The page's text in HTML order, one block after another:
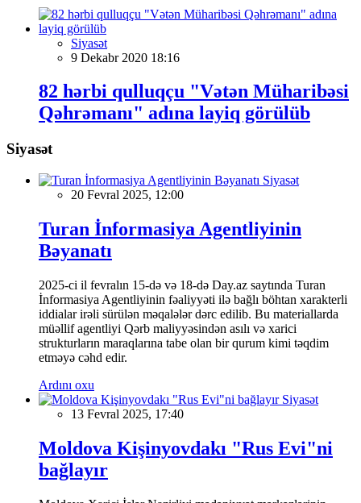
Siyasət
9 Dekabr 2020 18:16
82 hərbi qulluqçu "Vətən Müharibəsi
Qəhrəmanı" adına layiq görülüb
Siyasət
Siyasət
20 Fevral 2025, 12:00
Turan İnformasiya Agentliyinin
Bəyanatı
2025-ci il fevralın 15-də və 18-də Day.az saytında Turan
İnformasiya Agentliyinin fəaliyyəti ilə bağlı böhtan xarakterli
iddialar irəli sürülən məqalələr dərc edilib. Bu materiallarda
müəllif agentliyi Qərb maliyyəsindən asılı və xarici
strukturların maraqlarına tabe olan bir qurum kimi təqdim
etməyə cəhd edir.
Ardını oxu
Siyasət
13 Fevral 2025, 17:40
Moldova Kişinyovdakı "Rus Evi"ni
bağlayır